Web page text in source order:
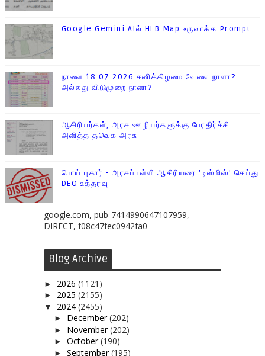
Google Gemini AIல் HLB Map உருவாக்க Prompt
நாளை 18.07.2026 சனிக்கிழமை வேலை நாளா?
அல்லது விடுமுறை நாளா?
ஆசிரியர்கள், அரசு ஊழியர்களுக்கு பேரதிர்ச்சி
அளித்த தவெக அரசு
பொய் புகார் - அரசுப்பள்ளி ஆசிரியரை 'டிஸ்மிஸ்' செய்து
DEO உத்தரவு
google.com, pub-7414990647107959,
DIRECT, f08c47fec0942fa0
Blog Archive
► 2026 (1121)
► 2025 (2155)
▼ 2024 (2455)
► December(202)
► November(202)
► October(190)
► September(195)